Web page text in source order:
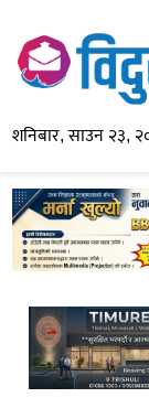
शनिबार, साउन २३,